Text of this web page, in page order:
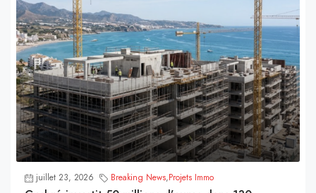
juillet 23, 2026 Breaking News,Projets Immo